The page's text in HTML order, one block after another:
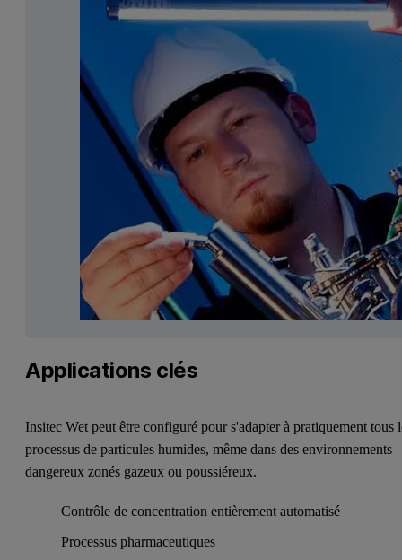
Applications clés
Insitec Wet peut être configuré pour s'adapter à pratiquement tous
processus de particules humides, même dans des environnements
dangereux zonés gazeux ou poussiéreux.
Contrôle de concentration entièrement automatisé
Processus pharmaceutiques